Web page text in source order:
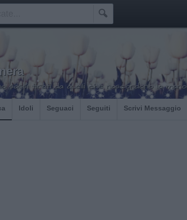

sassi tirati da quelli che nascondono la mano
Idoli Seguaci Seguiti Scrivi Messaggio